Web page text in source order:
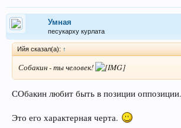
Умная
песукарху курлата
Ийя сказал(а): ↑
Собакин - ты человек!
СОбакин любит быть в позиции оппозиции.
Это его характерная черта.